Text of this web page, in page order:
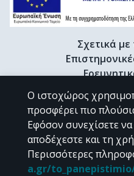
Σχετικά
Διδακτορικές
Προφίλ
Ο ιστοχώρος
προσφέρει πιο
Εφόσον συνεχίσετε
αποδέχεστε και τη
Περισσότερες
a.gr/